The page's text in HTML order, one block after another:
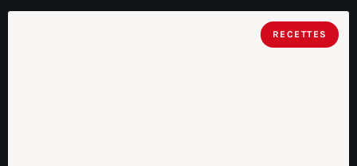
RECETTES